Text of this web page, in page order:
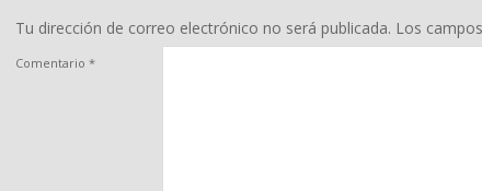
Tu dirección de correo electrónico no será publicada. Los
Comentario *